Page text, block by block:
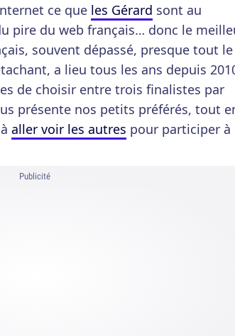
ce que les Gérard sont au
pire du web français… donc le
souvent dépassé, presque tout le
a lieu tous les ans depuis
de choisir entre trois finalistes par
présente nos petits préférés, tout
aller voir les autres pour participer à
Publicité